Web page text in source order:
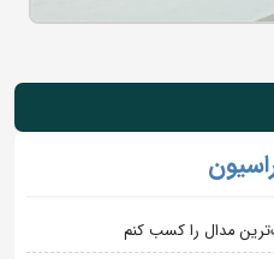
مدال را کسب کنم